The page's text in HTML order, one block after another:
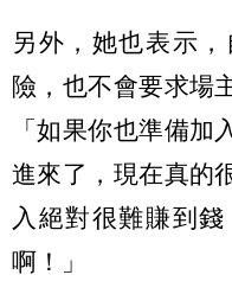
另外，她也表示
險，也不會要求場
「如果你也準備加
進來了，現在真的
入絕對很難賺到
啊！」